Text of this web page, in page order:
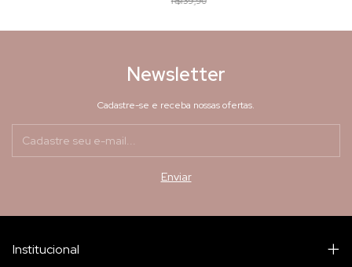
Newsletter
Cadastre-se e receba nossas ofertas.
Institucional